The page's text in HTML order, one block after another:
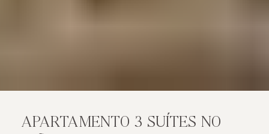
APARTAMENTO 3 SUÍTES NO